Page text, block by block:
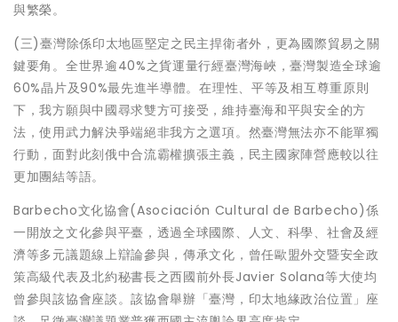
與繁榮。
(三)臺灣除係印太地區堅定之民主捍衛者外，更為國際貿易之關
鍵要角。全世界逾40%之貨運量行經臺灣海峽，臺灣製造全球逾
60%晶片及90%最先進半導體。在理性、平等及相互尊重原則
下，我方願與中國尋求雙方可接受，維持臺海和平與安全的方
法，使用武力解決爭端絕非我方之選項。然臺灣無法亦不能單獨
行動，面對此刻俄中合流霸權擴張主義，民主國家陣營應較以往
更加團結等語。
Barbecho文化協會(Asociación Cultural de Barbecho)係
一開放之文化參與平臺，透過全球國際、人文、科學、社會及經
濟等多元議題線上辯論參與，傳承文化，曾任歐盟外交暨安全政
策高級代表及北約秘書長之西國前外長Javier Solana等大使均
曾參與該協會座談。該協會舉辦「臺灣，印太地緣政治位置」座